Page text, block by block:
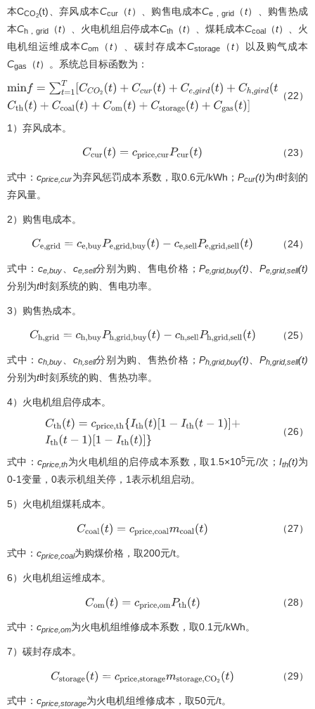
本CCO2(t)、弃风成本Ccur（t）、购售电成本Ce，grid （t）、购售热成
本Ch，grid （t）、火电机组启停成本Cth （t）、煤耗成本Ccoal （t）、火
电机组运维成本Com （t）、碳封存成本Cstorage （t）以及购气成本
Cgas （t）。系统总目标函数为：
mi =∑ T[ O2 C r( t) e,g +Ch d( +Cth oal(t)
（22）
1）弃风成本。
Ccur(t)= cp rice,curPcur(t) （23）
式中：cprice,cur为弃风惩罚成本系数，取0.6元/kWh；Pcur(t)为t时刻的
弃风量。
2）购售电成本。
Ce,grid =c e,buyPe,grid,buy(t) −ce,sellPe,grid,sell(t) （24）
式中：ce,buy ce,sell分别为购、售电价格； Pe,grid,buy(t) 、Pe,grid,sell(t)
分别为t时刻系统的购、售电功率。
3）购售热成本。
Ch,grid =c h,buyPh,grid,buy(t)− ch ,sellPh,grid,sell(t) （25）
式中：ch,buy ch,sell分别为购、售热价格； Ph,grid,buy(t) 、Ph,grid,sell(t)
分别为t时刻系统的购、售热功率。
4）火电机组启停成本。
th =cpri h{ h(t)[1 （26）
式中：cprice,th为火电机组的启停成本系数，取1.5×105元/次； Ith(t)为
0-1变量，0表示机组关停，1表示机组启动。
5）火电机组煤耗成本。
Ccoal(t)=cp rice,coalmcoal(t) （27）
式中： cprice,coal为购煤价格，取200元/t。
6）火电机组运维成本。
Com(t)= cp rice,omPth(t) （28）
式中： cprice,om为火电机组维修成本系数，取0.1元/kWh。
7）碳封存成本。
Cstorage(t) =c price,storagemstorage,CO2 （29）
式中： cprice,storage为火电机组维修成本，取50元/t。